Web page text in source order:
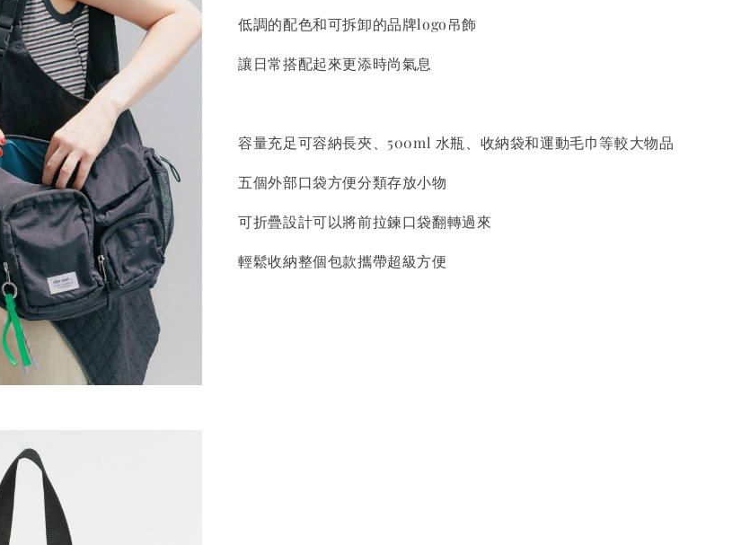
低調的配色和可拆卸的品牌logo吊飾
讓日常搭配起來更添時尚氣息
容量充足可容納長夾、500ml 水瓶、收納袋和運動毛巾等較大物品
五個外部口袋方便分類存放小物
可折疊設計可以將前拉鍊口袋翻轉過來
輕鬆收納整個包款攜帶超級方便